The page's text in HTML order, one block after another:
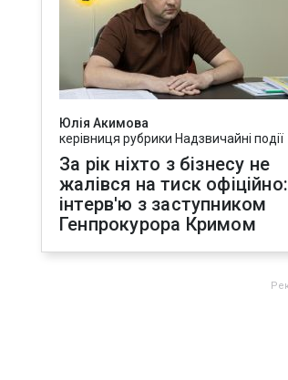
Юлія Акимова
керівниця рубрики Надзвичайні події
За рік ніхто з бізнесу не
жалівся на тиск офіційно:
інтерв'ю з заступником
Генпрокурора Кримом